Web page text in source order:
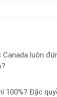
luôn
100%? Đặc